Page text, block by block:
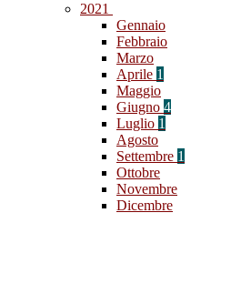
2021
Gennaio
Febbraio
Marzo
Aprile 1
Maggio
Giugno 4
Luglio 1
Agosto
Settembre 1
Ottobre
Novembre
Dicembre